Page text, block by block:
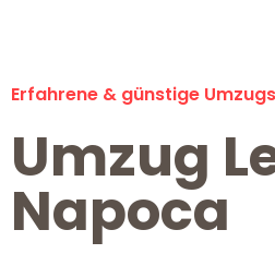
Erfahrene & günstige
Umzug
Napoca